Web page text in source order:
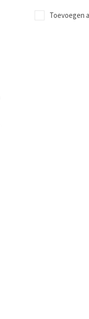
Toevoegen